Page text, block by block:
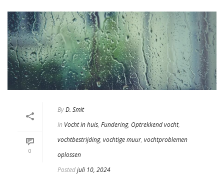
0
ByD. Smit
In Vocht in huis, Fundering, Optrekkend vocht,
vochtbestrijding, vochtige muur, vochtproblemen
oplossen
Postedjuli 10, 2024